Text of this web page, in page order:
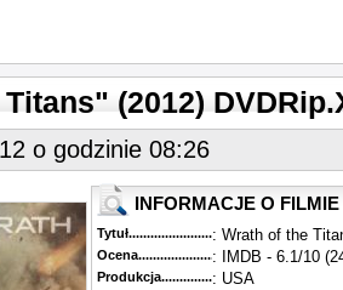
(2012)
o godzinie 08:26
INFORMACJE O FILMIE
Tytuł............................................
: Wrath of the
Ocena.............................................
: IMDB - 6.1/10
Produkcja.........................................
: USA